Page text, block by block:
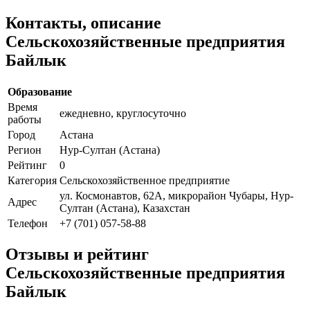
Контакты, описание
Сельскохозяйственные предприятия
Байлык
Образование
Время
работы
ежедневно, круглосуточно
Город
Астана
Регион
Нур-Султан (Астана)
Рейтинг
0
Категория Сельскохозяйственное предприятие
Адрес
ул. Космонавтов, 62А, микрорайон Чубары, Нур-
Султан (Астана), Казахстан
Телефон
+7 (701) 057-58-88
Отзывы и рейтинг
Сельскохозяйственные предприятия
Байлык